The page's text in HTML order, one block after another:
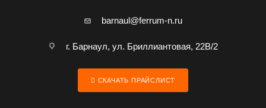
barnaul@ferrum-n.ru
г. Барнаул, ул. Бриллиантовая, 22В/2
СКАЧАТЬ ПРАЙСЛИСТ